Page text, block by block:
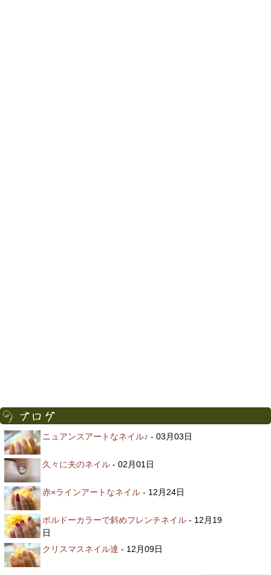
ニュアンスアートなネイル♪ - 03月03日
久々に夫のネイル - 02月01日
赤×ラインアートなネイル - 12月24日
ボルドーカラーで斜めフレンチネイル - 12月19
日
クリスマスネイル達 - 12月09日